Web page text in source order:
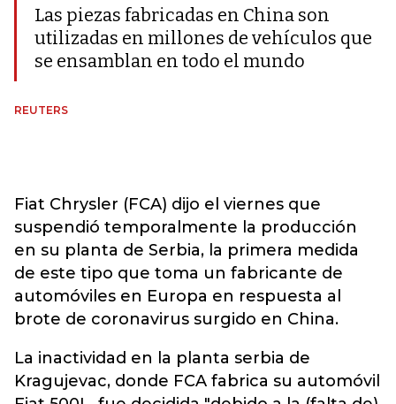
Las piezas fabricadas en China son
utilizadas en millones de vehículos que
se ensamblan en todo el mundo
REUTERS
Fiat Chrysler (FCA) dijo el viernes que
suspendió temporalmente la producción
en su planta de Serbia, la primera medida
de este tipo que toma un fabricante de
automóviles en Europa en respuesta al
brote de coronavirus surgido en China.
La inactividad en la planta serbia de
Kragujevac, donde FCA fabrica su automóvil